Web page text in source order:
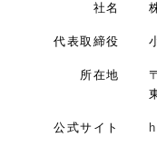
社名
代表取締役
所在地
公式サイト